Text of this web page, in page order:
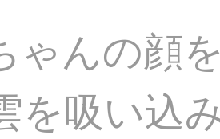
んの顔
を吸い込